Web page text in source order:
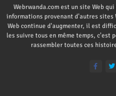
Webrwanda.com est un site Web
informations provenant d'autres sites
Web continue d'augmenter, il est
les suivre tous en même temps, c'est
rassembler toutes ces